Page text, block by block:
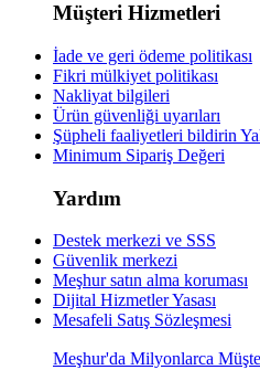
Müşteri Hizmetleri
İade ve geri ödeme politikası
Fikri mülkiyet politikası
Nakliyat bilgileri
Ürün güvenliği uyarıları
Şüpheli faaliyetleri bildirin
Minimum Sipariş Değeri
Yardım
Destek merkezi ve SSS
Güvenlik merkezi
Meşhur satın alma koruması
Dijital Hizmetler Yasası
Mesafeli Satış Sözleşmesi
Meşhur'da Milyonlarca